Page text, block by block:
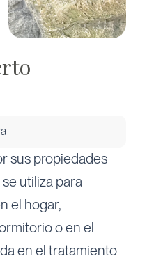
sus propiedades
utiliza para
el hogar,
o en el
en el tratamiento